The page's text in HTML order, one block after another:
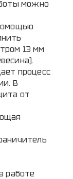
можно
13 мм
процесс
В
от
работе